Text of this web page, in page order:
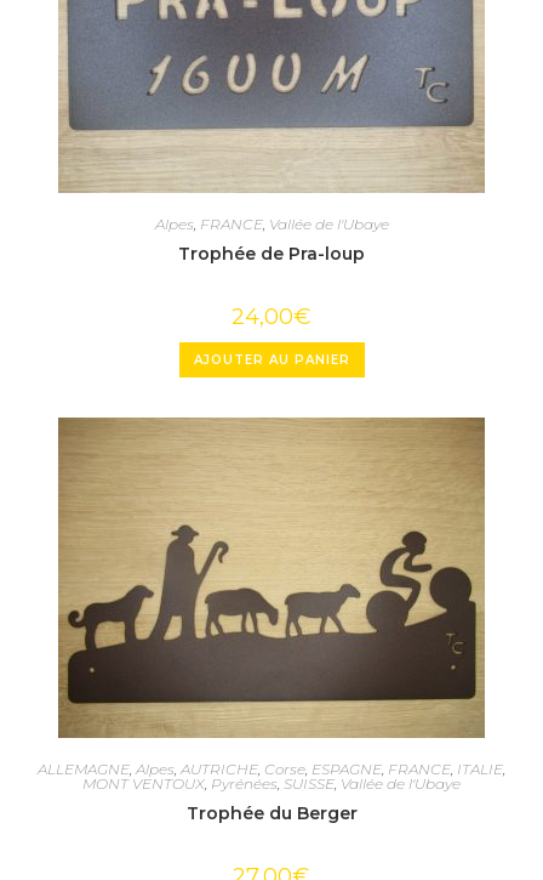
Alpes, FRANCE, Vallée de l'Ubaye
Trophée de Pra-loup
24,00€
AJOUTER AU PANIER
ALLEMAGNE Alpes AUTRICHE Corse ESPAGNE FRANCE ITALIE
MONT VENTOUX Pyrénées SUISSE Vallée de l'Ubaye
Trophée du Berger